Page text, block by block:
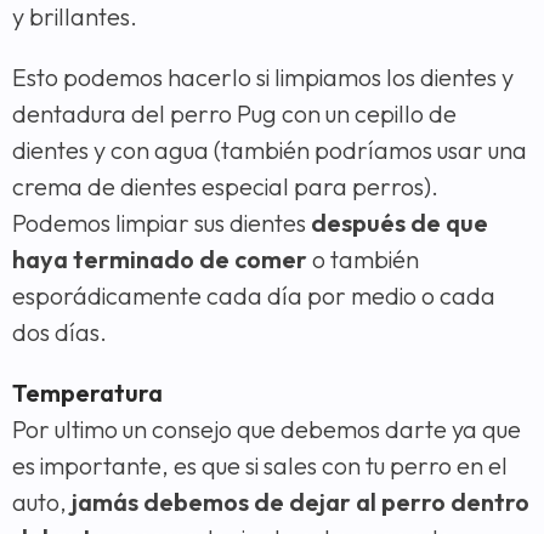
y brillantes.
Esto podemos hacerlo si limpiamos los dientes y
dentadura del perro Pug con un cepillo de
dientes y con agua (también podríamos usar una
crema de dientes especial para perros).
Podemos limpiar sus dientes después de que
haya terminado de comero también
esporádicamente cada día por medio o cada
dos días.
Temperatura
Por ultimo un consejo que debemos darte ya que
es importante, es que si sales con tu perro en el
auto, jamás debemos de dejar al perro dentro